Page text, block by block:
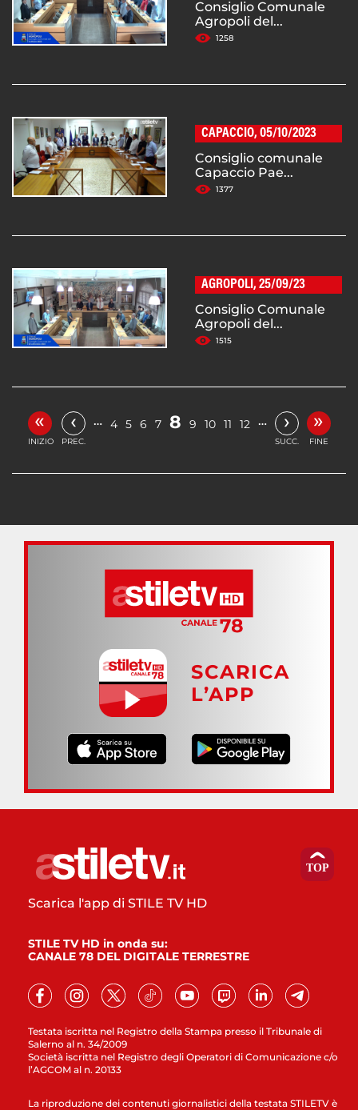
Consiglio Comunale
Agropoli del...
1258
CAPACCIO, 05/10/2023
Consiglio comunale
Capaccio Pae...
1377
AGROPOLI, 25/09/23
Consiglio Comunale
Agropoli del...
1515
«
INIZIO
‹
PREC.
… 4 5 6 7 8 9 10 11 12 … ›
SUCC.
»
FINE
SCARICA
L’APP
Testata iscritta nel Registro della Stampa presso il Tribunale di
Salerno al n. 34/2009
Società iscritta nel Registro degli Operatori di Comunicazione c/o
l’AGCOM al n. 20133
Scarica l'app di STILE TV HD
STILE TV HD in onda su:
CANALE 78 DEL DIGITALE TERRESTRE
La riproduzione dei contenuti giornalistici della testata STILETV è